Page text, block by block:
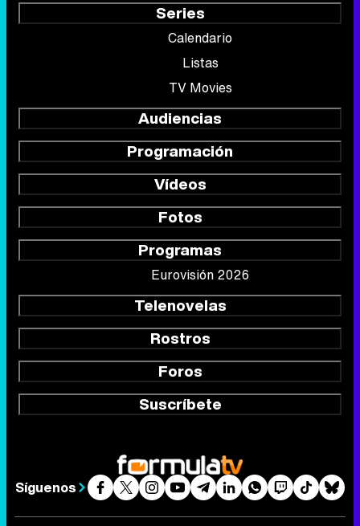
Series
Calendario
Listas
TV Movies
Audiencias
Programación
Vídeos
Fotos
Programas
Eurovisión 2026
Telenovelas
Rostros
Foros
Suscríbete
Síguenos